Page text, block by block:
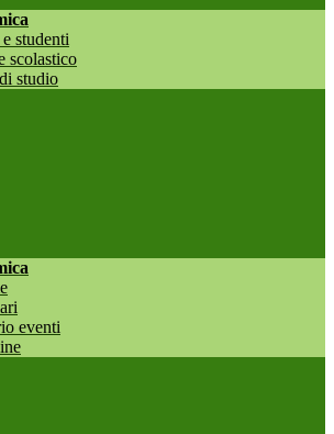
studenti
scolastico
studio
eventi